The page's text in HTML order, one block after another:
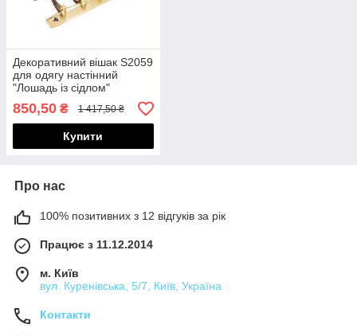
Декоративний вішак S2059
для одягу настінний
"Лошадь із сідлом"
850,50 ₴ 1 417,50 ₴
Купити
Про нас
100% позитивних з 12 відгуків за рік
Працює з 11.12.2014
м. Київ
вул. Куренівська, 5/7, Київ, Україна
Контакти